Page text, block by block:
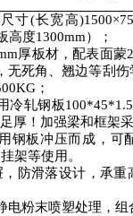
寸(长宽高
高度1300mm）；
厚板材，配表面蒙
无死角、翘边等刮
；
冷轧钢板
足厚！加强梁和框架
钢板冲压而成，可
架等使用。
，防滑落设计，承重
电粉末喷塑处理，